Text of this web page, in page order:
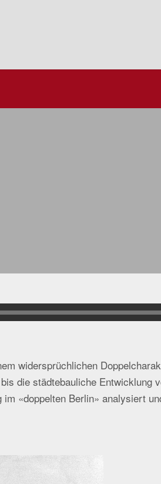
widersprüchlichen
die städtebauliche
«doppelten Berlin» analysiert